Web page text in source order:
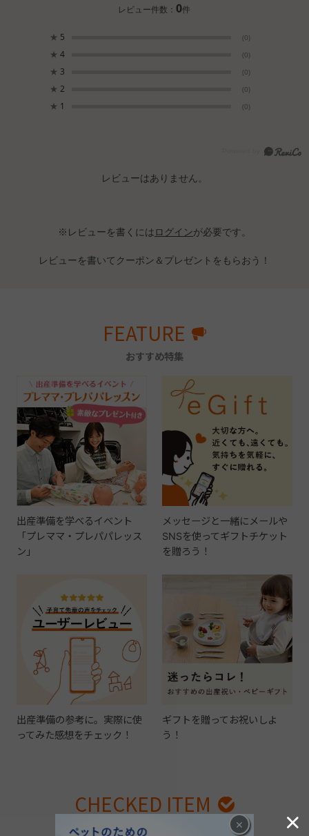
レビュー件数：0件
★ 5 (0)
★ 4 (0)
★ 3 (0)
★ 2 (0)
★ 1 (0)
レビューはありません。
※レビューを書くには ログインが必要です。
レビューを書いてクーポン＆プレゼントをもらおう！
FEATURE
おすすめ特集
出産準備を学べるイベント
「プレママ・プレパパレッス
ン」
メッセージと一緒にメールや
SNSを使ってギフトチケット
を贈ろう！
出産準備の参考に。実際に使
ってみた感想をチェック！
ギフトを贈ってお祝いしよ
う！
CHECKED ITEM
最近見た商品 ×